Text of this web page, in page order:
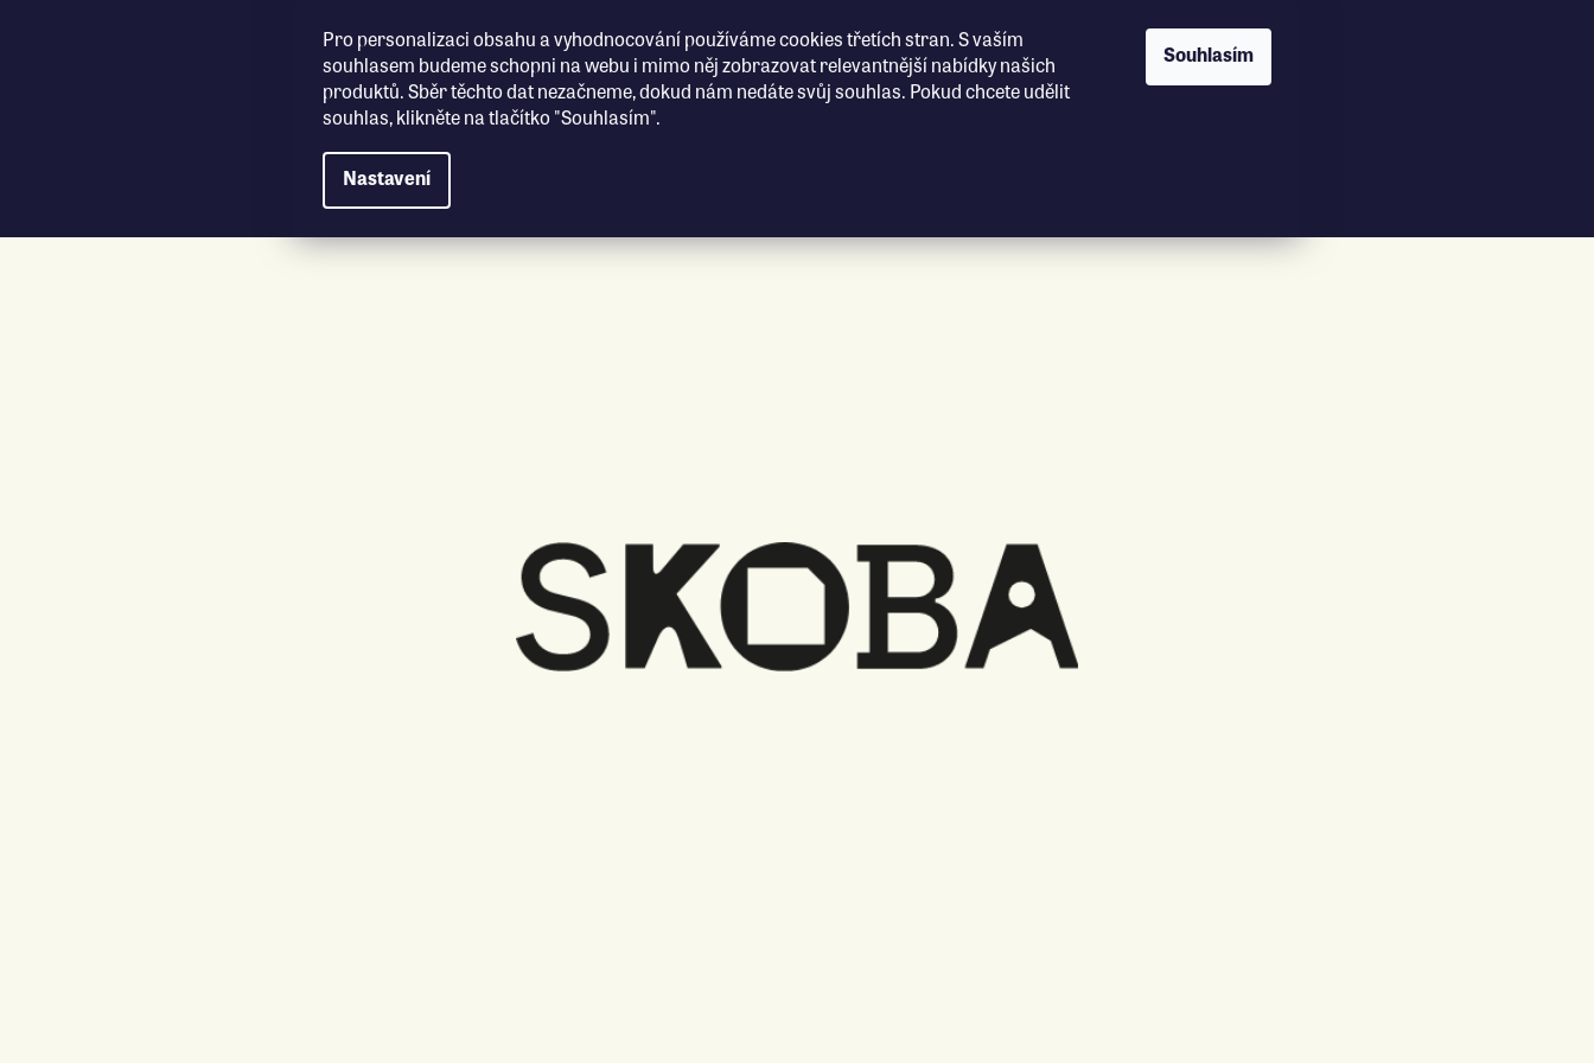
Pro personalizaci obsahu a vyhodnocování používáme cookies třetích stran. S vaším
souhlasem budeme schopni na webu i mimo něj zobrazovat relevantnější nabídky našich
produktů. Sběr těchto dat nezačneme, dokud nám nedáte svůj souhlas. Pokud chcete udělit
souhlas, klikněte na tlačítko "Souhlasím".
Nastavení
Souhlasím